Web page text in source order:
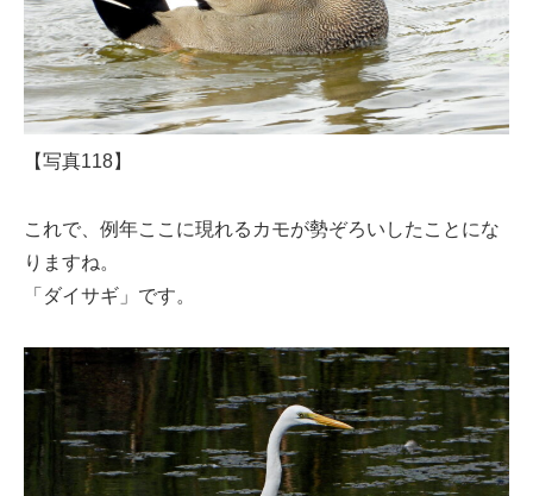
【写真118】
これで、例年ここに現れるカモが勢ぞろいしたことにな
りますね。
「ダイサギ」です。